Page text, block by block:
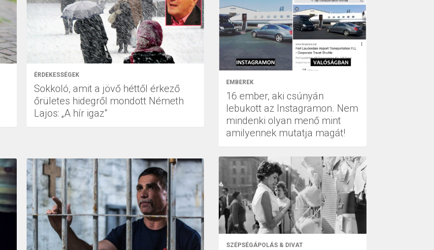
ÉRDEKESSÉGEK
Sokkoló, amit a jövő héttől érkező
őrületes hidegről mondott Németh
Lajos: „A hír igaz”
EMBEREK
16 ember, aki csúnyán
lebukott az Instagramon. Nem
mindenki olyan menő mint
amilyennek mutatja magát!
SZÉPSÉGÁPOLÁS & DIVAT